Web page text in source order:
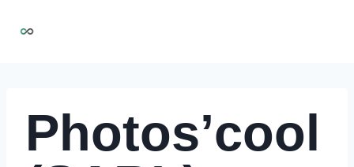
Photos’cool